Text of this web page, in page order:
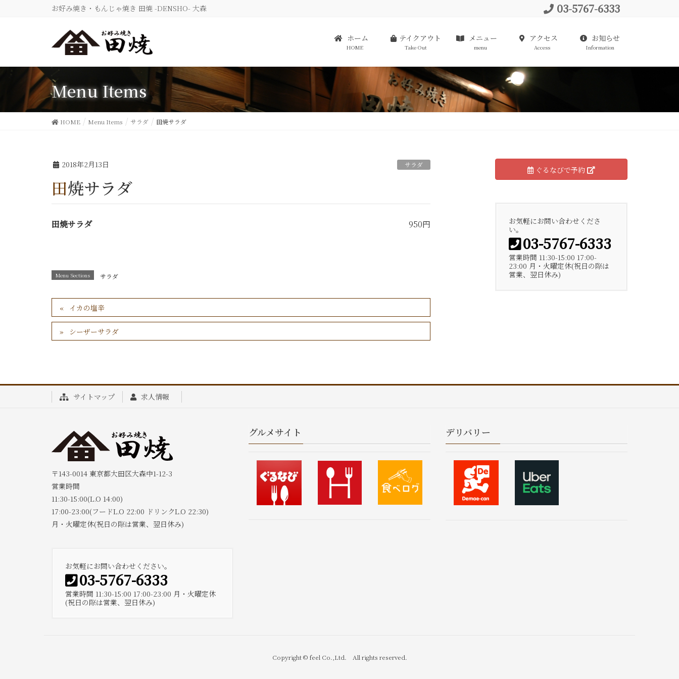
お好み焼き・もんじゃ焼き 田焼 -DENSHO- 大森 03-5767-6333
ホーム
HOME
テイクアウト
Take Out
メニュー
menu
アクセス
Access
お知らせ
Information
Menu Items
HOME Menu Items サラダ 田焼サラダ
2018年2月13日 サラダ
田焼サラダ
田焼サラダ 950円
Menu Sections サラダ
イカの塩辛
シーザーサラダ
ぐるなびで予約
お気軽にお問い合わせくださ
い。
03-5767-6333
営業時間 11:30-15:00 17:00-
23:00 月・火曜定休(祝日の際は
営業、翌日休み)
サイトマップ 求人情報
〒143-0014 東京都大田区大森中1-12-3
営業時間
11:30-15:00(L.O 14:00)
17:00-23:00(フードL.O 22:00 ドリンクL.O 22:30)
月・火曜定休(祝日の際は営業、翌日休み)
お気軽にお問い合わせください。
03-5767-6333
営業時間 11:30-15:00 17:00-23:00 月・火曜定休
(祝日の際は営業、翌日休み)
グルメサイト デリバリー
Copyright © feel Co.,Ltd. All rights reserved.